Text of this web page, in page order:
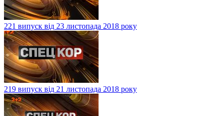
221 випуск від 23 листопада 2018 року
219 випуск від 21 листопада 2018 року